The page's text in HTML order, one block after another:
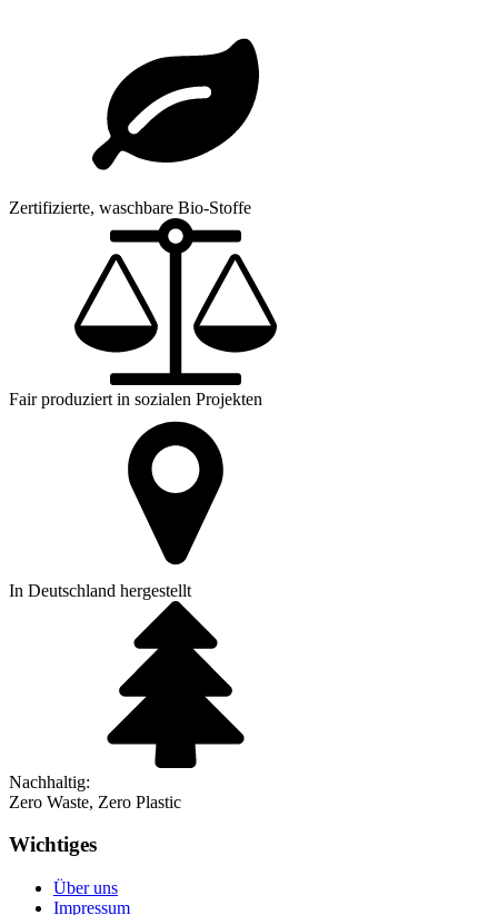
Zertifizierte, waschbare Bio-Stoffe
Fair produziert in sozialen Projekten
In Deutschland hergestellt
Nachhaltig:
Zero Waste, Zero Plastic
Wichtiges
Über uns
Impressum